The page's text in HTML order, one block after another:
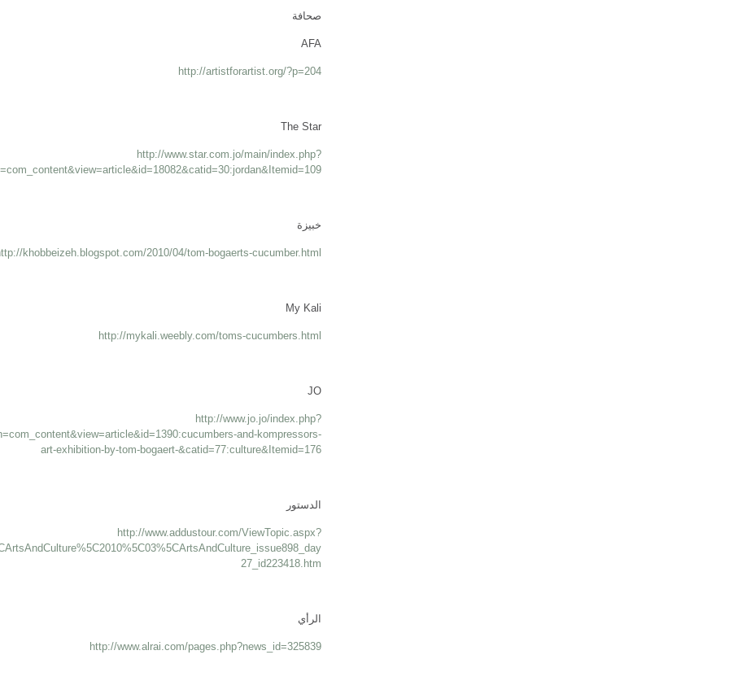
صحافة
AFA
http://artistforartist.org/?p=204
The Star
http://www.star.com.jo/main/index.php?
خبيزة
khobbeizeh.blogspot.com/2010/04/tom-bogaerts-cucumber.html
My Kali
http://mykali.weebly.com/toms-cucumbers.html
JO
http://www.jo.jo/index.php?
and-kompressors-
art-exhibition-by-tom-bogaert-&catid=77:culture&Itemid=176
الدستور
http://www.addustour.com/ViewTopic.aspx?
27_id223418.htm
الرأي
http://www.alrai.com/pages.php?news_id=325839